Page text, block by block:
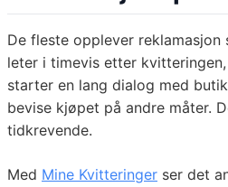
De fleste opplever reklamasjon
leter i timevis etter
starter en lang dialog med
bevise kjøpet på andre måter.
tidkrevende.
Med Mine Kvitteringer ser det